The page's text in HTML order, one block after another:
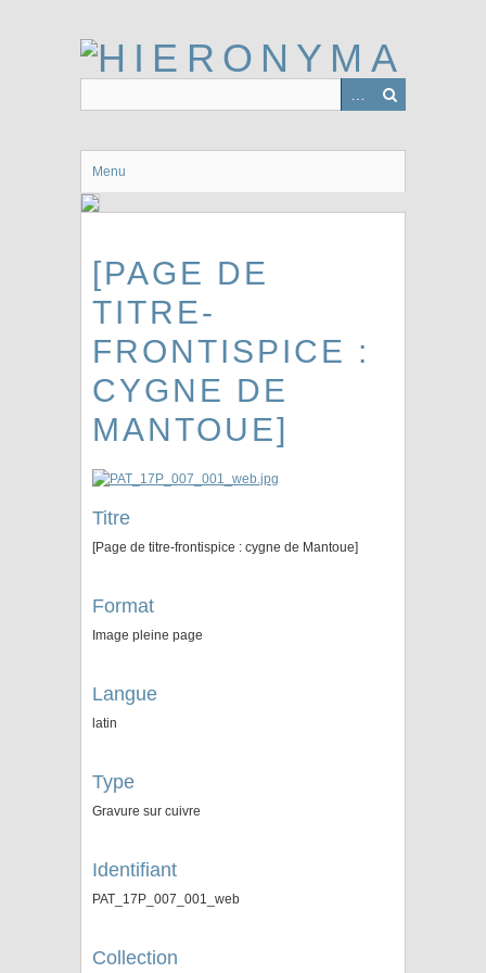
Menu
[PAGE DE
TITRE-
FRONTISPICE :
CYGNE DE
MANTOUE]
Titre
[Page de titre-frontispice : cygne de Mantoue]
Format
Image pleine page
Langue
latin
Type
Gravure sur cuivre
Identifiant
PAT_17P_007_001_web
Collection